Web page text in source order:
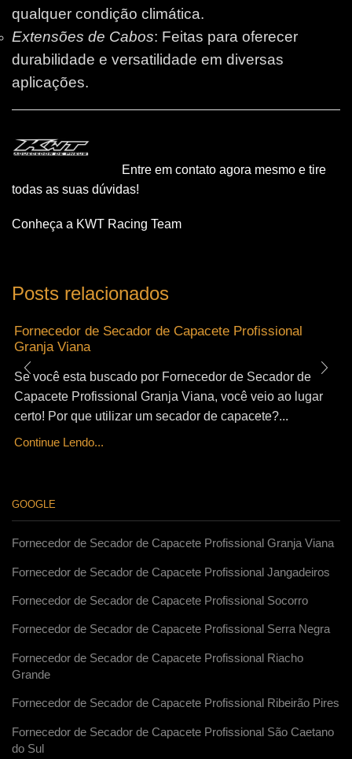
qualquer condição climática.
Extensões de Cabos: Feitas para oferecer
durabilidade e versatilidade em diversas
aplicações.
Entre em contato agora mesmo e tire
todas as suas dúvidas!
Conheça a KWT Racing Team
Posts relacionados
Fornecedor de Secador de Capacete Profissional
Granja Viana
Se você esta buscado por Fornecedor de Secador de
Capacete Profissional Granja Viana, você veio ao lugar
certo! Por que utilizar um secador de capacete?...
Continue Lendo...
GOOGLE
Fornecedor de Secador de Capacete Profissional Granja Viana
Fornecedor de Secador de Capacete Profissional Jangadeiros
Fornecedor de Secador de Capacete Profissional Socorro
Fornecedor de Secador de Capacete Profissional Serra Negra
Fornecedor de Secador de Capacete Profissional Riacho
Grande
Fornecedor de Secador de Capacete Profissional Ribeirão Pires
Fornecedor de Secador de Capacete Profissional São Caetano
do Sul